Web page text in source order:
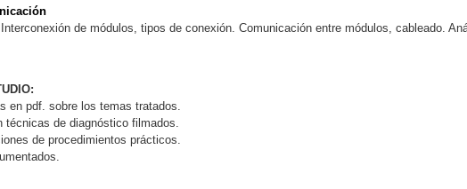
de módulos, tipos de conexión. Comunicación entre módulos, cableado.
en pdf. sobre los temas tratados.
técnicas de diagnóstico filmados.
de procedimientos prácticos.